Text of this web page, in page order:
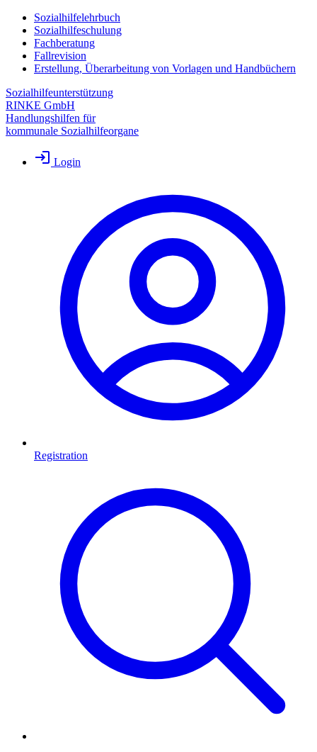
Sozialhilfelehrbuch
Sozialhilfeschulung
Fachberatung
Fallrevision
Erstellung, Überarbeitung von Vorlagen und Handbüchern
Sozialhilfeunterstützung
RINKE GmbH
Handlungshilfen für
kommunale Sozialhilfeorgane
Login
Registration